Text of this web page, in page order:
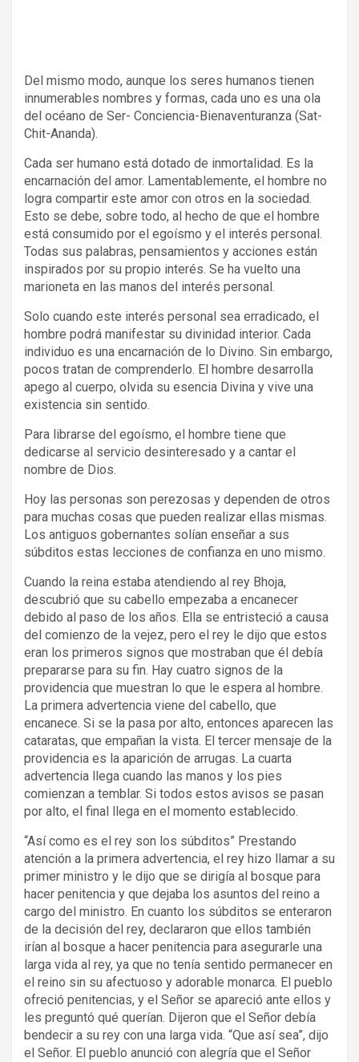
Del mismo modo, aunque los seres humanos tienen
innumerables nombres y formas, cada uno es una ola
del océano de Ser- Conciencia-Bienaventuranza (Sat-
Chit-Ananda).
Cada ser humano está dotado de inmortalidad. Es la
encarnación del amor. Lamentablemente, el hombre no
logra compartir este amor con otros en la sociedad.
Esto se debe, sobre todo, al hecho de que el hombre
está consumido por el egoísmo y el interés personal.
Todas sus palabras, pensamientos y acciones están
inspirados por su propio interés. Se ha vuelto una
marioneta en las manos del interés personal.
Solo cuando este interés personal sea erradicado, el
hombre podrá manifestar su divinidad interior. Cada
individuo es una encarnación de lo Divino. Sin embargo,
pocos tratan de comprenderlo. El hombre desarrolla
apego al cuerpo, olvida su esencia Divina y vive una
existencia sin sentido.
Para librarse del egoísmo, el hombre tiene que
dedicarse al servicio desinteresado y a cantar el
nombre de Dios.
Hoy las personas son perezosas y dependen de otros
para muchas cosas que pueden realizar ellas mismas.
Los antiguos gobernantes solían enseñar a sus
súbditos estas lecciones de confianza en uno mismo.
Cuando la reina estaba atendiendo al rey Bhoja,
descubrió que su cabello empezaba a encanecer
debido al paso de los años. Ella se entristeció a causa
del comienzo de la vejez, pero el rey le dijo que estos
eran los primeros signos que mostraban que él debía
prepararse para su fin. Hay cuatro signos de la
providencia que muestran lo que le espera al hombre.
La primera advertencia viene del cabello, que
encanece. Si se la pasa por alto, entonces aparecen las
cataratas, que empañan la vista. El tercer mensaje de la
providencia es la aparición de arrugas. La cuarta
advertencia llega cuando las manos y los pies
comienzan a temblar. Si todos estos avisos se pasan
por alto, el final llega en el momento establecido.
“Así como es el rey son los súbditos” Prestando
atención a la primera advertencia, el rey hizo llamar a su
primer ministro y le dijo que se dirigía al bosque para
hacer penitencia y que dejaba los asuntos del reino a
cargo del ministro. En cuanto los súbditos se enteraron
de la decisión del rey, declararon que ellos también
irían al bosque a hacer penitencia para asegurarle una
larga vida al rey, ya que no tenía sentido permanecer en
el reino sin su afectuoso y adorable monarca. El pueblo
ofreció penitencias, y el Señor se apareció ante ellos y
les preguntó qué querían. Dijeron que el Señor debía
bendecir a su rey con una larga vida. “Que así sea”, dijo
el Señor. El pueblo anunció con alegría que el Señor